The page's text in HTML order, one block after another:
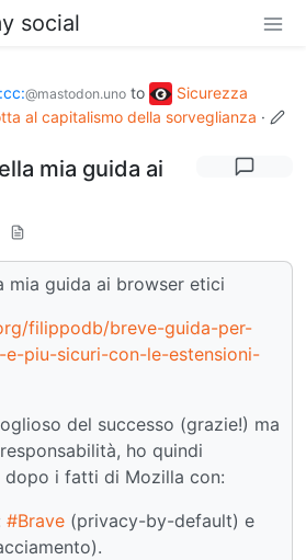
social
@mastodon.uno to
Sicurezza
al capitalismo della sorveglianza ·
mia guida ai
mia guida ai browser etici
filippodb/breve-guida-per-
piu-sicuri-con-le-estensioni-
del successo (grazie!) ma
ho quindi
dopo i fatti di Mozilla con:
#Brave (privacy-by-default) e